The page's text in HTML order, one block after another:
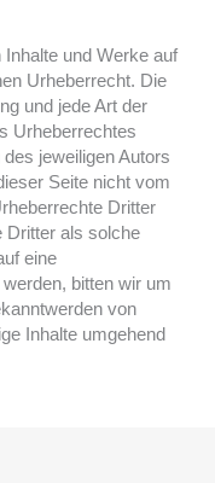
und Werke auf
Urheberrecht. Die
und jede Art der
Urheberrechtes
jeweiligen Autors
Seite nicht vom
Dritter
Dritter als solche
eine
bitten wir um
von
Inhalte umgehend